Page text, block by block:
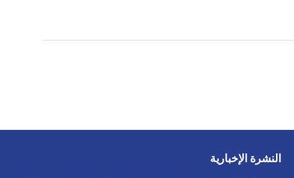
النشرة الإخبارية